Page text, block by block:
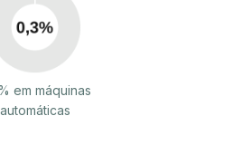
em máquinas
automáticas